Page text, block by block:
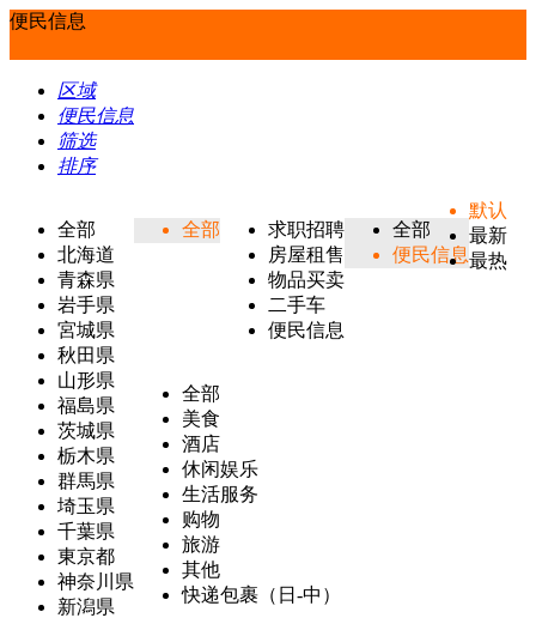
便民信息
区域
便民信息
筛选
排序
全部
北海道
青森県
岩手県
宮城県
秋田県
山形県
福島県
茨城県
栃木県
群馬県
埼玉県
千葉県
東京都
神奈川県
新潟県
全部
求职招聘
房屋租售
物品买卖
二手车
便民信息
全部
便民信息
全部
美食
酒店
休闲娱乐
生活服务
购物
旅游
其他
快递包裹（日-中）
默认
最新
最热